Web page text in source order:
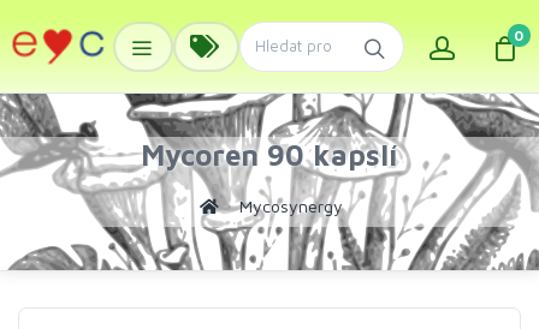
0
Mycoren 90 kapslí
Mycosynergy